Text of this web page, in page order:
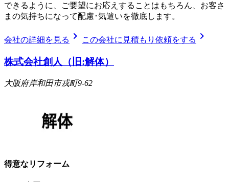
できるように、ご要望にお応えすることはもちろん、お客さ
まの気持ちになって配慮･気遣いを徹底します。
会社の詳細を見る chevron_right この会社に見積もり依頼をする chevron_right
株式会社創人（旧:解体）
大阪府岸和田市戎町9-62
得意なリフォーム